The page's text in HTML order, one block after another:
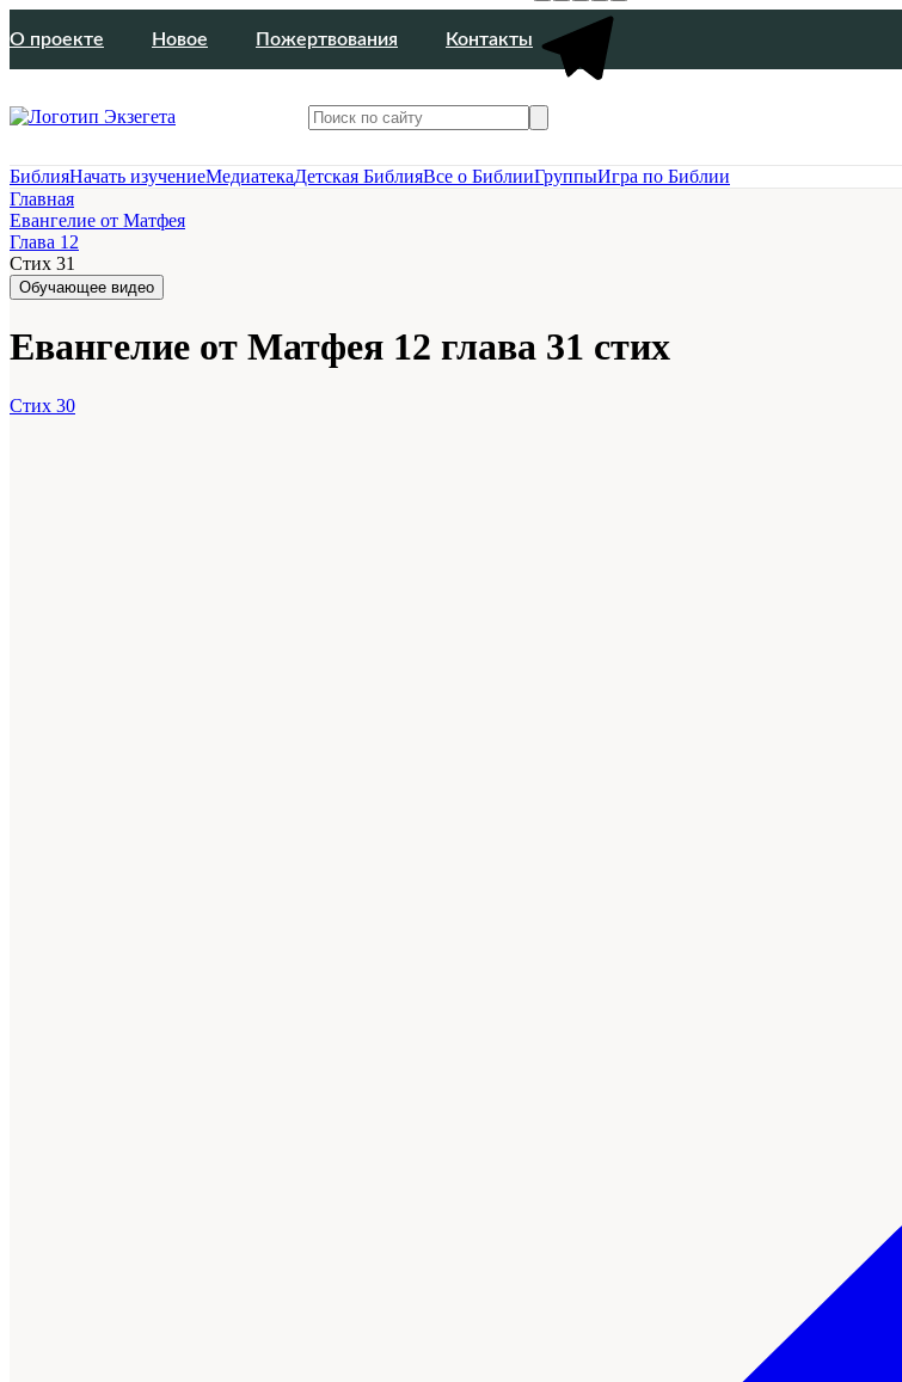
О проекте Новое Пожертвования Контакты
БиблияНачать изучениеМедиатекаДетская БиблияВсе о БиблииГруппыИгра по Библии
Главная
Евангелие от Матфея
Глава 12
Стих 31
Обучающее видео
Евангелие от Матфея 12 глава 31 стих
Стих 30